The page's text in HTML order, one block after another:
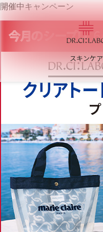
スキンケア
開催中キャンペーン